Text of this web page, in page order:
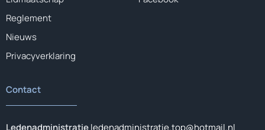
Reglement
Nieuws
Privacyverklaring
Contact
Ledenadministratieledenadministratie.top@hotmail.nl